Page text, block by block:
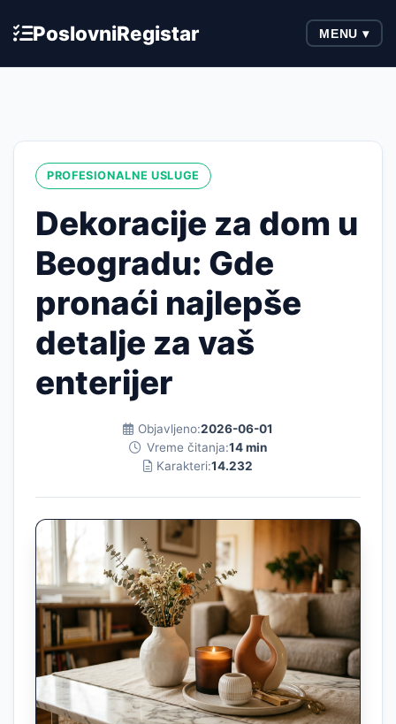
PoslovniRegistar MENU ▾
PROFESIONALNE USLUGE
Dekoracije za dom u
Beogradu: Gde
pronaći najlepše
detalje za vaš
enterijer
Objavljeno:2026-06-01
Vreme čitanja:14 min
Karakteri:14.232